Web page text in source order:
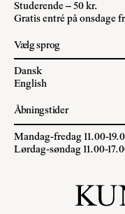
Studerende – 50 kr.
Gratis entré på onsdage
Vælg sprog
Dansk
English
Åbningstider
Mandag-fredag 11.00-
Lørdag-søndag 11.00-